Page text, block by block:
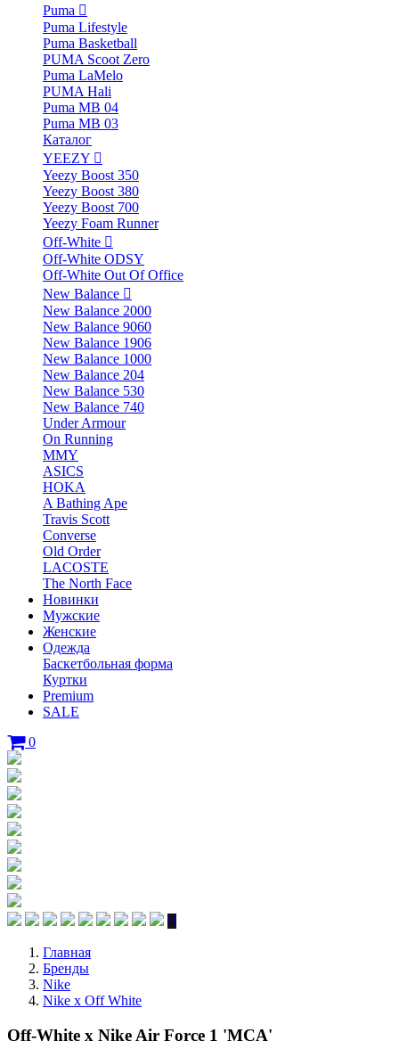
Puma
Puma Lifestyle
Puma Basketball
PUMA Scoot Zero
Puma LaMelo
PUMA Hali
Puma MB 04
Puma MB 03
Каталог
YEEZY
Yeezy Boost 350
Yeezy Boost 380
Yeezy Boost 700
Yeezy Foam Runner
Off-White
Off-White ODSY
Off-White Out Of Office
New Balance
New Balance 2000
New Balance 9060
New Balance 1906
New Balance 1000
New Balance 204
New Balance 530
New Balance 740
Under Armour
On Running
MMY
ASICS
HOKA
A Bathing Ape
Travis Scott
Converse
Old Order
LACOSTE
The North Face
Новинки
Мужские
Женские
Одежда
Баскетбольная форма
Куртки
Premium
SALE
0
Главная
Бренды
Nike
Nike x Off White
Off-White x Nike Air Force 1 'MCA'